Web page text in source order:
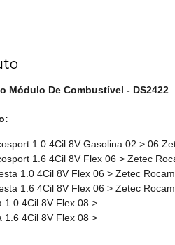
Módulo De Combustível - DS2422
1.0 4Cil 8V Gasolina 02 > 06
1.6 4Cil 8V Flex 06 > Zetec
1.0 4Cil 8V Flex 06 > Zetec Rocam
1.6 4Cil 8V Flex 06 > Zetec Rocam
1.0 4Cil 8V Flex 08 >
1.6 4Cil 8V Flex 08 >